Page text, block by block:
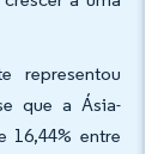
representou
que a Ásia-
16,44% entre